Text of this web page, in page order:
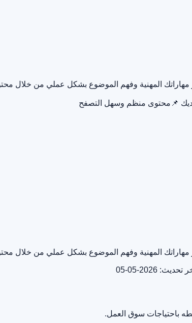
مهاراتك المهنية وفهم الموضوع بشكل عملي من خلال
📌 محتوى منظم وسهل التصفح
مهاراتك المهنية وفهم الموضوع بشكل عملي من خلال
تحديث: 2026-05-05
باحتياجات سوق العمل.